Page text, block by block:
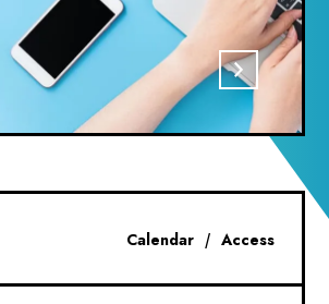
Calendar Access